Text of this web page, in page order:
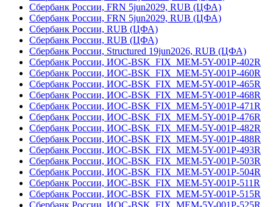
Сбербанк России, FRN 5jun2029, RUB (ЦФА)
Сбербанк России, FRN 5jun2029, RUB (ЦФА)
Сбербанк России, RUB (ЦФА)
Сбербанк России, RUB (ЦФА)
Сбербанк России, Structured 19jun2026, RUB (ЦФА)
Сбербанк России, ИОС-BSK_FIX_MEM-5Y-001Р-402R
Сбербанк России, ИОС-BSK_FIX_MEM-5Y-001Р-460R
Сбербанк России, ИОС-BSK_FIX_MEM-5Y-001Р-465R
Сбербанк России, ИОС-BSK_FIX_MEM-5Y-001Р-468R
Сбербанк России, ИОС-BSK_FIX_MEM-5Y-001Р-471R
Сбербанк России, ИОС-BSK_FIX_MEM-5Y-001Р-476R
Сбербанк России, ИОС-BSK_FIX_MEM-5Y-001Р-482R
Сбербанк России, ИОС-BSK_FIX_MEM-5Y-001Р-488R
Сбербанк России, ИОС-BSK_FIX_MEM-5Y-001Р-493R
Сбербанк России, ИОС-BSK_FIX_MEM-5Y-001Р-503R
Сбербанк России, ИОС-BSK_FIX_MEM-5Y-001Р-504R
Сбербанк России, ИОС-BSK_FIX_MEM-5Y-001Р-511R
Сбербанк России, ИОС-BSK_FIX_MEM-5Y-001Р-515R
Сбербанк России, ИОС-BSK_FIX_MEM-5Y-001Р-525R